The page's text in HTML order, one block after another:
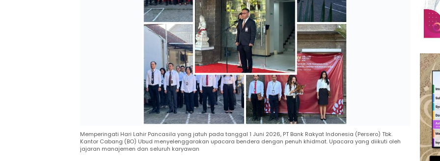
Memperingati Hari Lahir Pancasila yang jatuh pada tanggal 1 Juni 2026, PT Bank Rakyat Indonesia (Persero) Tbk.
Kantor Cabang (BO) Ubud menyelenggarakan upacara bendera dengan penuh khidmat. Upacara yang diikuti oleh
jajaran manajemen dan seluruh karyawan